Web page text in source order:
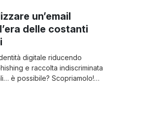
un’email
delle costanti
digitale riducendo
e raccolta indiscriminata
è possibile? Scopriamolo!
comporta la condivisione di